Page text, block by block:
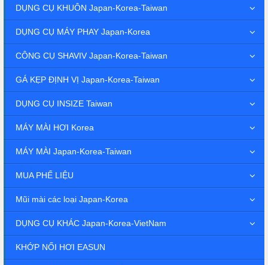
DỤNG CỤ KHUÔN Japan-Korea-Taiwan
DỤNG CỤ MÁY PHAY Japan-Korea
CÔNG CỤ SHAVIV Japan-Korea-Taiwan
GÁ KẸP ĐỊNH VỊ Japan-Korea-Taiwan
DỤNG CỤ INSIZE Taiwan
MÁY MÀI HƠI Korea
MÁY MÀI Japan-Korea-Taiwan
MUA PHẾ LIỆU
Mũi mài các loại Japan-Korea
DỤNG CỤ KHÁC Japan-Korea-VietNam
KHỚP NỐI HƠI EASUN